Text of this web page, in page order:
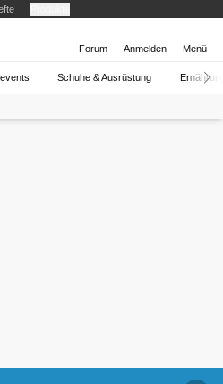
Forum Anmelden Menü
Schuhe & Ausrüstung